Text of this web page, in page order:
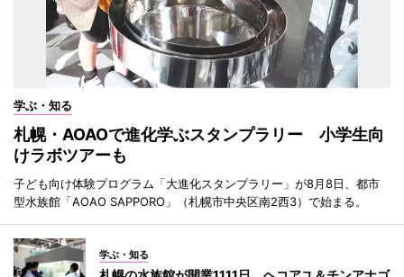
学ぶ・知る
札幌・AOAOで進化学ぶスタンプラリー 小学生向
けラボツアーも
子ども向け体験プログラム「大進化スタンプラリー」が8月8日、都市
型水族館「AOAO SAPPORO」（札幌市中央区南2西3）で始まる。
学ぶ・知る